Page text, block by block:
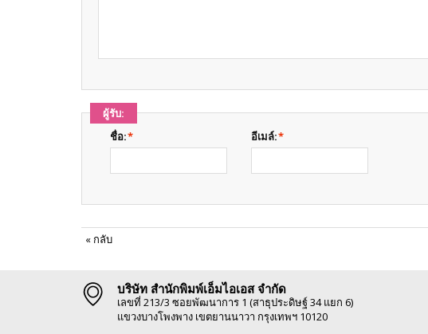
ผู้รับ:
*
ชื่อ: *
อีเมล์:
« กลับ
บริษัท สำนักพิมพ์เอ็มไอเอส จำกัด
เลขที่ 213/3 ซอยพัฒนาการ 1 (สาธุประดิษฐ์ 34 แยก 6)
แขวงบางโพงพาง เขตยานนาวา กรุงเทพฯ 10120